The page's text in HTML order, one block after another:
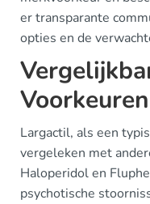
er transparante
opties en de
Voorkeuren
Largactil, als een
vergeleken met
Haloperidol en
psychotische